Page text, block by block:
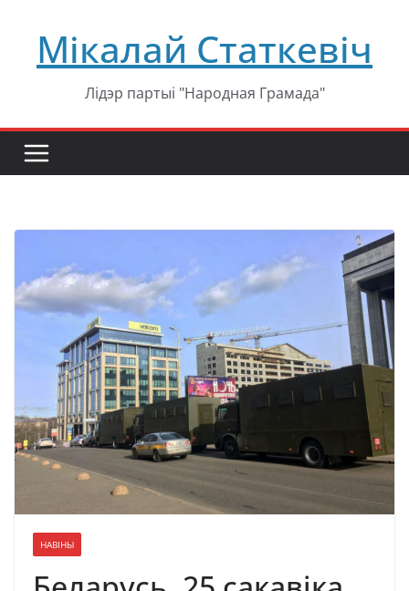
содержимому
Мікалай Статкевіч
Лідэр партыі "Народная Грамада"
НАВІНЫ